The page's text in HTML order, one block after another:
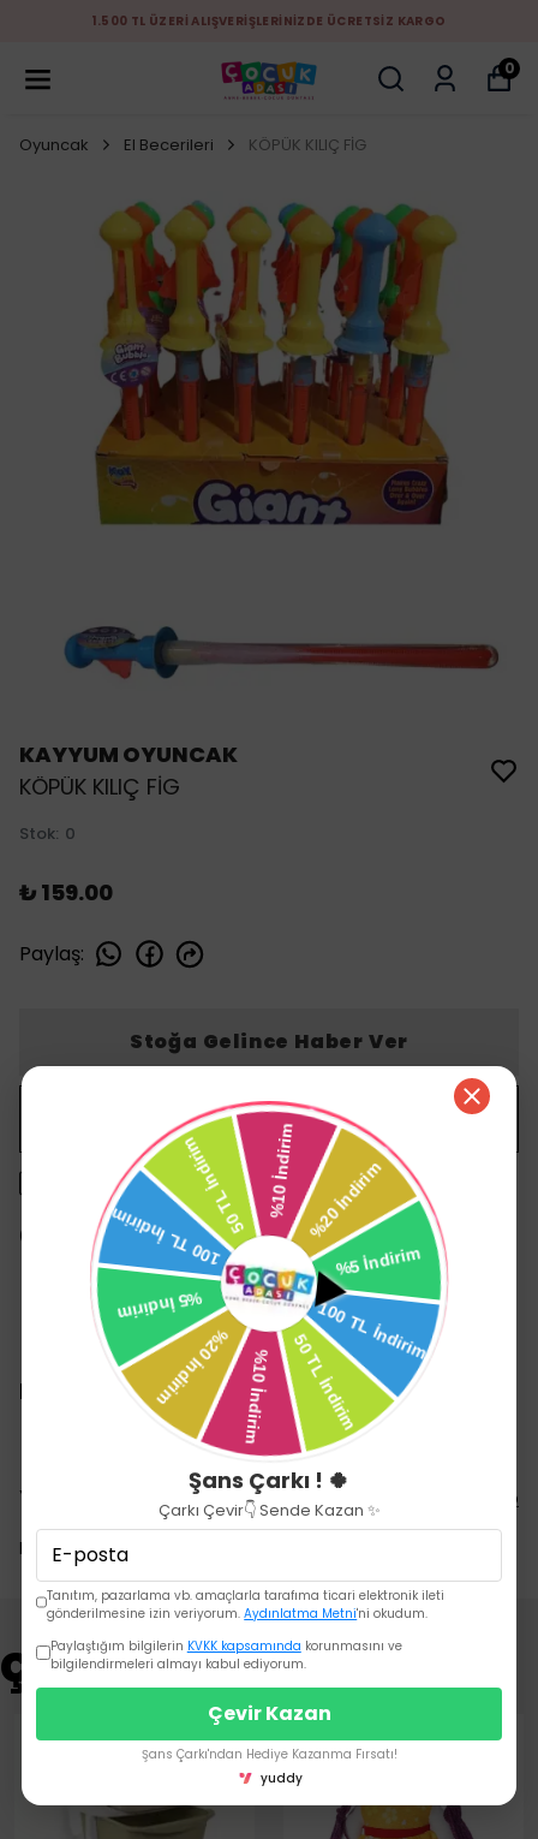
1.500 TL ÜZERİ ALIŞVERİŞLERİNİZDE ÜCRETSİZ KARGO
0
Oyuncak El Becerileri KÖPÜK KILIÇ FİG
KAYYUM OYUNCAK
KÖPÜK KILIÇ FİG
Stok: 0
₺ 159.00
Paylaş:
Stoğa Gelince Haber Ver
WHATSAPP
1500 TL üzeri ücretsiz kargo
14 gün içinde iade değişim
Ürün Açıklaması
KÖPÜK KILIÇ FİG
Yorumlar Yorum Yap
Bu ürün için henüz yorum yapılmamış.
Çok Satanlar
Şans Çarkı ! 🍀
Çarkı Çevir👇 Sende Kazan ✨
Tanıtım, pazarlama vb. amaçlarla tarafıma ticari elektronik ileti
gönderilmesine izin veriyorum.Aydınlatma Metni'ni okudum.
Paylaştığım bilgilerin KVKK kapsamında korunmasını ve
bilgilendirmeleri almayı kabul ediyorum.
Çevir Kazan
Şans Çarkı'ndan Hediye Kazanma Fırsatı!
yuddy